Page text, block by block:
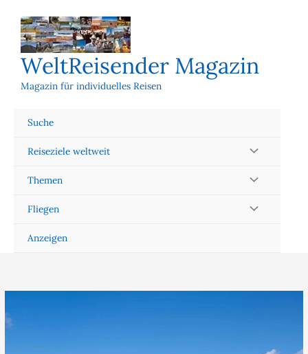
Inhalt
springen
WeltReisender Magazin
Magazin für individuelles Reisen
Suche
Reiseziele weltweit
Themen
Fliegen
Anzeigen